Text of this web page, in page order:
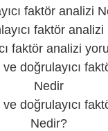
faktör analizi
faktör analizi
faktör analizi
ve doğrulayıcı
Nedir
ve doğrulayıcı
Nedir?